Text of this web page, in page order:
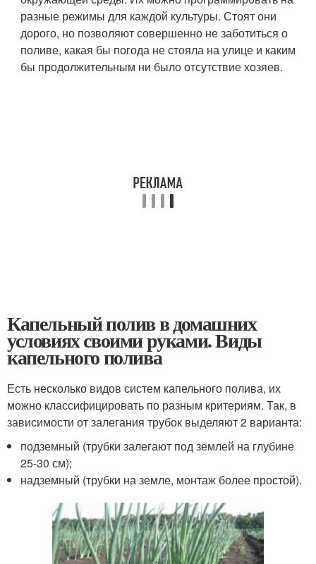
разные режимы для каждой культуры. Стоят они
дорого, но позволяют совершенно не заботиться о
поливе, какая бы погода не стояла на улице и каким
бы продолжительным ни было отсутствие хозяев.
Капельный полив в домашних
условиях своими руками. Виды
капельного полива
Есть несколько видов систем капельного полива, их
можно классифицировать по разным критериям. Так, в
зависимости от залегания трубок выделяют 2 варианта:
подземный (трубки залегают под землей на глубине
25-30 см);
надземный (трубки на земле, монтаж более простой).